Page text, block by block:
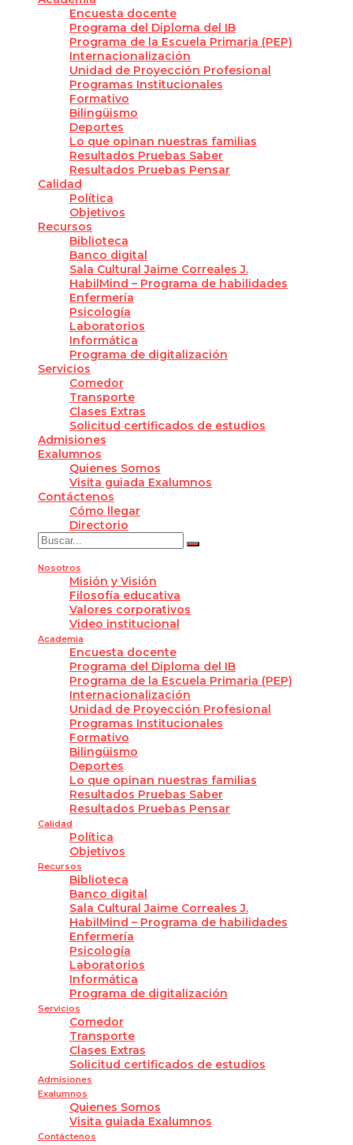
Encuesta docente
Programa del Diploma del IB
Programa de la Escuela Primaria (PEP)
Internacionalización
Unidad de Proyección Profesional
Programas Institucionales
Formativo
Bilingüismo
Deportes
Lo que opinan nuestras familias
Resultados Pruebas Saber
Resultados Pruebas Pensar
Calidad
Política
Objetivos
Recursos
Biblioteca
Banco digital
Sala Cultural Jaime Correales J.
HabilMind – Programa de habilidades
Enfermería
Psicología
Laboratorios
Informática
Programa de digitalización
Servicios
Comedor
Transporte
Clases Extras
Solicitud certificados de estudios
Admisiones
Exalumnos
Quienes Somos
Visita guiada Exalumnos
Contáctenos
Cómo llegar
Directorio
Nosotros
Misión y Visión
Filosofía educativa
Valores corporativos
Video institucional
Academia
Encuesta docente
Programa del Diploma del IB
Programa de la Escuela Primaria (PEP)
Internacionalización
Unidad de Proyección Profesional
Programas Institucionales
Formativo
Bilingüismo
Deportes
Lo que opinan nuestras familias
Resultados Pruebas Saber
Resultados Pruebas Pensar
Calidad
Política
Objetivos
Recursos
Biblioteca
Banco digital
Sala Cultural Jaime Correales J.
HabilMind – Programa de habilidades
Enfermería
Psicología
Laboratorios
Informática
Programa de digitalización
Servicios
Comedor
Transporte
Clases Extras
Solicitud certificados de estudios
Admisiones
Exalumnos
Quienes Somos
Visita guiada Exalumnos
Contáctenos